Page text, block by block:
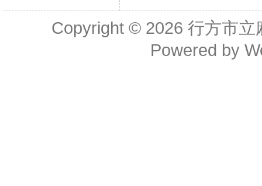
Copyright © 2026行方市立
Powered by